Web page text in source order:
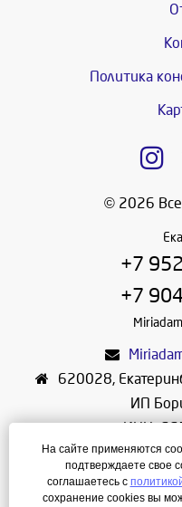
Политика
© 2026
+7
+7
620028,
ИП
ИНН:
ОГРНИП:
Режим работы:
На сайте применяются
подтверждаете свое
соглашаетесь с
сохранение cookies вы